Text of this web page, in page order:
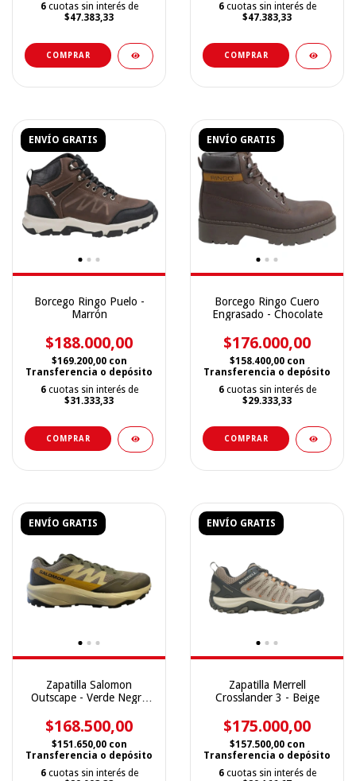
6 cuotas sin interés de
$47.383,33
COMPRAR
6 cuotas sin interés de
$47.383,33
COMPRAR
ENVÍO GRATIS
Borcego Ringo Puelo -
Marrón
$188.000,00
$169.200,00 con
Transferencia o depósito
6 cuotas sin interés de
$31.333,33
COMPRAR
ENVÍO GRATIS
Borcego Ringo Cuero
Engrasado - Chocolate
$176.000,00
$158.400,00 con
Transferencia o depósito
6 cuotas sin interés de
$29.333,33
COMPRAR
ENVÍO GRATIS
Zapatilla Salomon
Outscape - Verde Negra
$168.500,00
$151.650,00 con
Transferencia o depósito
6 cuotas sin interés de
ENVÍO GRATIS
Zapatilla Merrell
Crosslander 3 - Beige
$175.000,00
$157.500,00 con
Transferencia o depósito
6 cuotas sin interés de